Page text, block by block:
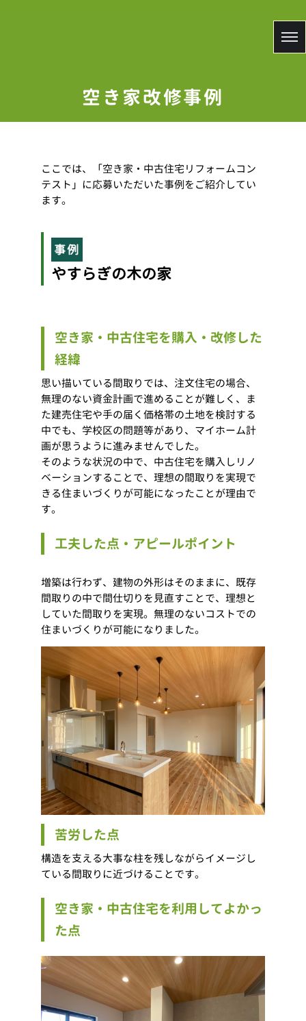
空き家改修事例
ここでは、「空き家・中古住宅リフォームコン
テスト」に応募いただいた事例をご紹介してい
ます。
事例
やすらぎの木の家
空き家・中古住宅を購入・改修した
経緯
思い描いている間取りでは、注文住宅の場合、
無理のない資金計画で進めることが難しく、ま
た建売住宅や手の届く価格帯の土地を検討する
中でも、学校区の問題等があり、マイホーム計
画が思うように進みませんでした。
そのような状況の中で、中古住宅を購入しリノ
ベーションすることで、理想の間取りを実現で
きる住まいづくりが可能になったことが理由で
す。
工夫した点・アピールポイント
増築は行わず、建物の外形はそのままに、既存
間取りの中で間仕切りを見直すことで、理想と
していた間取りを実現。無理のないコストでの
住まいづくりが可能になりました。
苦労した点
構造を支える大事な柱を残しながらイメージし
ている間取りに近づけることです。
空き家・中古住宅を利用してよかっ
た点